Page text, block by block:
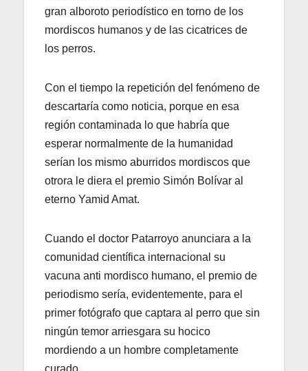
gran alboroto periodístico en torno de los
mordiscos humanos y de las cicatrices de
los perros.
Con el tiempo la repetición del fenómeno de
descartaría como noticia, porque en esa
región contaminada lo que habría que
esperar normalmente de la humanidad
serían los mismo aburridos mordiscos que
otrora le diera el premio Simón Bolívar al
eterno Yamid Amat.
Cuando el doctor Patarroyo anunciara a la
comunidad científica internacional su
vacuna anti mordisco humano, el premio de
periodismo sería, evidentemente, para el
primer fotógrafo que captara al perro que sin
ningún temor arriesgara su hocico
mordiendo a un hombre completamente
curado.